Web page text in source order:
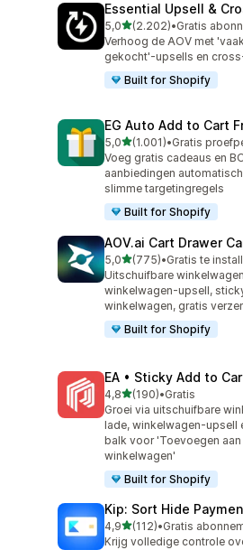
Essential Upsell &
5,0van 5 sterren
(2.202)
2202 recensies in totaal
•
Verhoog de AOV met
gekocht'-upsells en
Built for Shopify
EG Auto Add to Cart
5,0van 5 sterren
(1.001)
1001 recensies in totaal
•
Voeg gratis cadeaus en
aanbiedingen
slimme targetingregels
Built for Shopify
AOV.ai Cart Drawer
5,0van 5 sterren
(775)
775 recensies in totaal
•Gratis te
Uitschuifbare
winkelwagen-upsell,
winkelwagen, gratis
Built for Shopify
EA • Sticky Add to
4,8van 5 sterren
(190)
190 recensies in totaal
•Gratis
Groei via uitschuifbare
lade, winkelwagen-upsell
balk voor 'Toevoegen aan
winkelwagen'
Built for Shopify
Kip: Sort Hide
4,9van 5 sterren
(112)
112 recensies in totaal
•
Krijg volledige controle